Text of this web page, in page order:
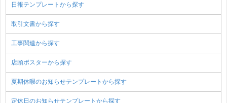
日報テンプレートから探す
取引文書から探す
工事関連から探す
店頭ポスターから探す
夏期休暇のお知らせテンプレートから探す
定休日のお知らせテンプレートから探す